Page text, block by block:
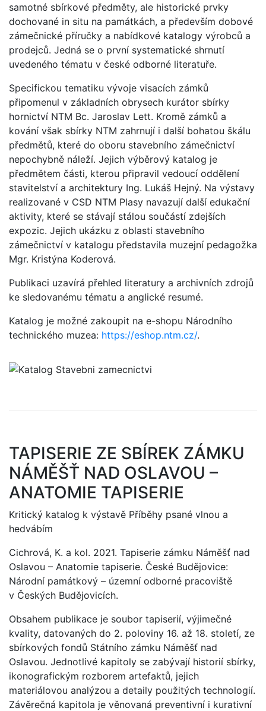
samotné sbírkové předměty, ale historické prvky
dochované in situ na památkách, a především dobové
zámečnické příručky a nabídkové katalogy výrobců a
prodejců. Jedná se o první systematické shrnutí
uvedeného tématu v české odborné literatuře.
Specifickou tematiku vývoje visacích zámků
připomenul v základních obrysech kurátor sbírky
hornictví NTM Bc. Jaroslav Lett. Kromě zámků a
kování však sbírky NTM zahrnují i další bohatou škálu
předmětů, které do oboru stavebního zámečnictví
nepochybně náleží. Jejich výběrový katalog je
předmětem části, kterou připravil vedoucí oddělení
stavitelství a architektury Ing. Lukáš Hejný. Na výstavy
realizované v CSD NTM Plasy navazují další edukační
aktivity, které se stávají stálou součástí zdejších
expozic. Jejich ukázku z oblasti stavebního
zámečnictví v katalogu představila muzejní pedagožka
Mgr. Kristýna Koderová.
Publikaci uzavírá přehled literatury a archivních zdrojů
ke sledovanému tématu a anglické resumé.
Katalog je možné zakoupit na e-shopu Národního
technického muzea: https://eshop.ntm.cz/.
TAPISERIE ZE SBÍREK ZÁMKU
NÁMĚŠŤ NAD OSLAVOU –
ANATOMIE TAPISERIE
Kritický katalog k výstavě Příběhy psané vlnou a
hedvábím
Cichrová, K. a kol. 2021. Tapiserie zámku Náměšť nad
Oslavou – Anatomie tapiserie. České Budějovice:
Národní památkový – územní odborné pracoviště
v Českých Budějovicích.
Obsahem publikace je soubor tapiserií, výjimečné
kvality, datovaných do 2. poloviny 16. až 18. století, ze
sbírkových fondů Státního zámku Náměšť nad
Oslavou. Jednotlivé kapitoly se zabývají historií sbírky,
ikonografickým rozborem artefaktů, jejich
materiálovou analýzou a detaily použitých technologií.
Závěrečná kapitola je věnovaná preventivní i kurativní